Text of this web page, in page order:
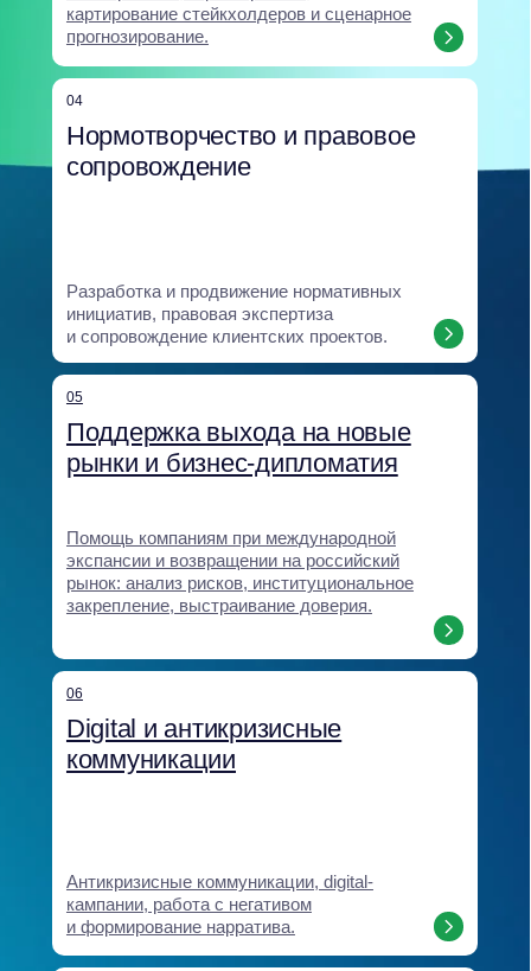
Все направления опираются на единую
аналитическую базу и интегрируются
в бизнес-процессы клиента, что
позволяет выстраивать комплексные
и устойчивые решения.
Создание и внедрение обучающих
программ для развития GR-компетенций
и устойчивости команд.
институциональной устойчивости.
Аналитический центр
08
кейсы и клиенты